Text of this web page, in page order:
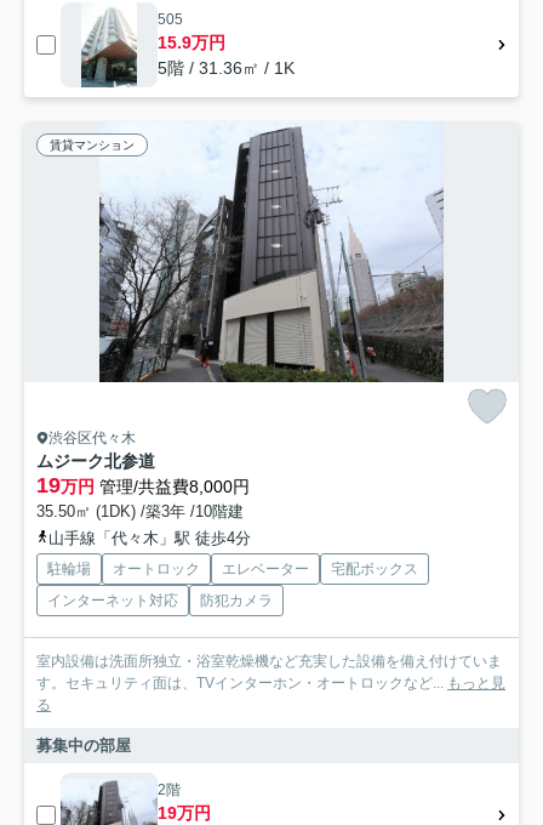
505
15.9万円
5階 / 31.36㎡ / 1K
賃貸マンション
渋谷区代々木
ムジーク北参道
19万円 管理/共益費8,000円
35.50㎡ (1DK) /築3年 /10階建
山手線「代々木」駅 徒歩4分
駐輪場 オートロック エレベーター
宅配ボックス
インターネット対応
防犯カメラ
室内設備は洗面所独立・浴室乾燥機など充実した設備を備え付けていま
す。セキュリティ面は、TVインターホン・オートロックなど... もっと見
る
募集中の部屋
2階
19万円